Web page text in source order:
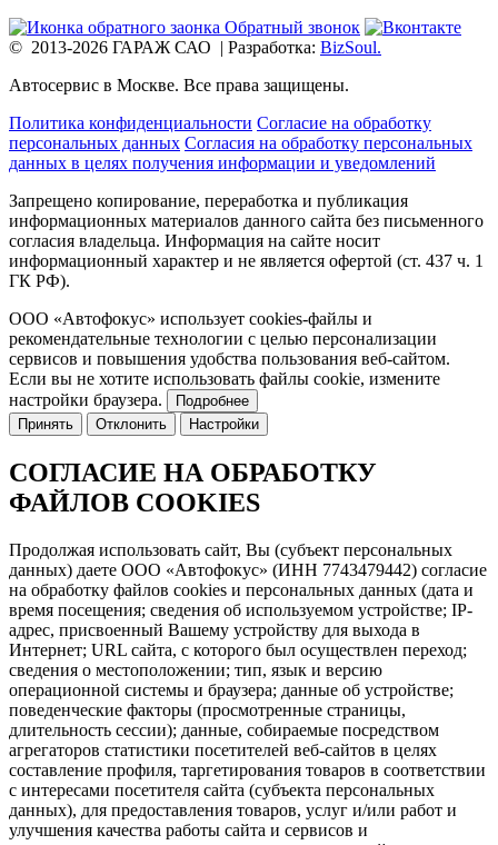
Обратный звонок
© 2013-2026 ГАРАЖ САО | Разработка: BizSoul.
Автосервис в Москве. Все права защищены.
Политика конфиденциальности Согласие на обработку
персональных данных Согласия на обработку персональных
данных в целях получения информации и уведомлений
Запрещено копирование, переработка и публикация
информационных материалов данного сайта без письменного
согласия владельца. Информация на сайте носит
информационный характер и не является офертой (ст. 437 ч. 1
ГК РФ).
ООО «Автофокус» использует cookies-файлы и
рекомендательные технологии с целью персонализации
сервисов и повышения удобства пользования веб-сайтом.
Если вы не хотите использовать файлы cookie, измените
настройки браузера.
Подробнее
Принять
Отклонить Настройки
СОГЛАСИЕ НА ОБРАБОТКУ
ФАЙЛОВ COOKIES
Продолжая использовать сайт, Вы (субъект персональных
данных) даете ООО «Автофокус» (ИНН 7743479442) согласие
на обработку файлов cookies и персональных данных (дата и
время посещения; сведения об используемом устройстве; IP-
адрес, присвоенный Вашему устройству для выхода в
Интернет; URL сайта, с которого был осуществлен переход;
сведения о местоположении; тип, язык и версию
операционной системы и браузера; данные об устройстве;
поведенческие факторы (просмотренные страницы,
длительность сессии); данные, собираемые посредством
агрегаторов статистики посетителей веб-сайтов в целях
составление профиля, таргетирования товаров в соответствии
с интересами посетителя сайта (субъекта персональных
данных), для предоставления товаров, услуг и/или работ и
улучшения качества работы сайта и сервисов и